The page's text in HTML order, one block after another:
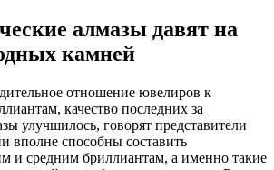
алмазы давят на
камней
отношение ювелиров к
качество последних за
улучшилось, говорят представители
вполне способны составить
и средним бриллиантам, а именно такие